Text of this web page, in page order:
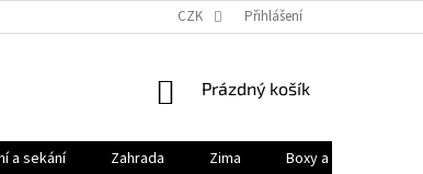
PODMÍNKY OCHRANY OSOBNÍCH ÚDAJŮ
CZK Přihlášení
NÁKUPNÍ
Prázdný košík
a sekání Zahrada Zima Boxy a brašny